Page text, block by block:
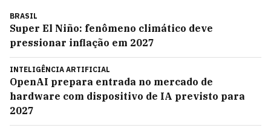
BRASIL
Super El Niño: fenômeno climático deve
pressionar inflação em 2027
INTELIGÊNCIA ARTIFICIAL
OpenAI prepara entrada no mercado de
hardware com dispositivo de IA previsto para
2027